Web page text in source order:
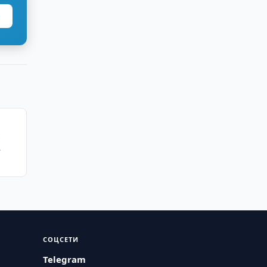
СОЦСЕТИ
Telegram